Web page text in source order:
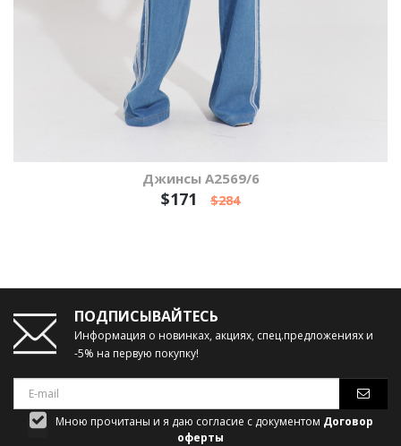
Джинсы А2569/6
$171 $284
ПОДПИСЫВАЙТЕСЬ
Информация о новинках, акциях, спец.предложениях и
-5% на первую покупку!
Мною прочитаны и я даю согласие с документом Договор
оферты